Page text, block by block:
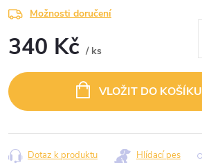
Možnosti doručení
340 Kč / ks
cena:
VLOŽIT DO KOŠÍKU
Dotaz k produktu Hlídací pes